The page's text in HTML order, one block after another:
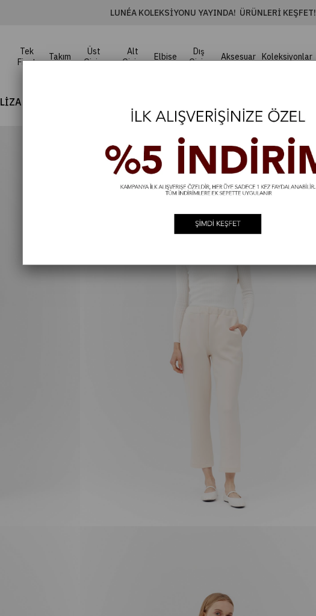
LUNÉA KOLEKSIYONU YAYINDA! ÜRÜNLERI KEŞFET!
Tek
Fiyat
Takım
Üst
Giyim
Alt
Giyim
Elbise
Dış
Giyim
Aksesuar Koleksiyonlar
LİZA SCUBA PANTOLON - EKRU